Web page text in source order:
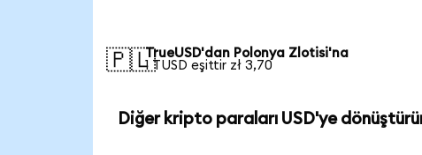
🇵🇱TrueUSD'dan Polonya Zlotisi'na
1 TUSD eşittir zł 3,70
Diğer kripto paraları USD'ye